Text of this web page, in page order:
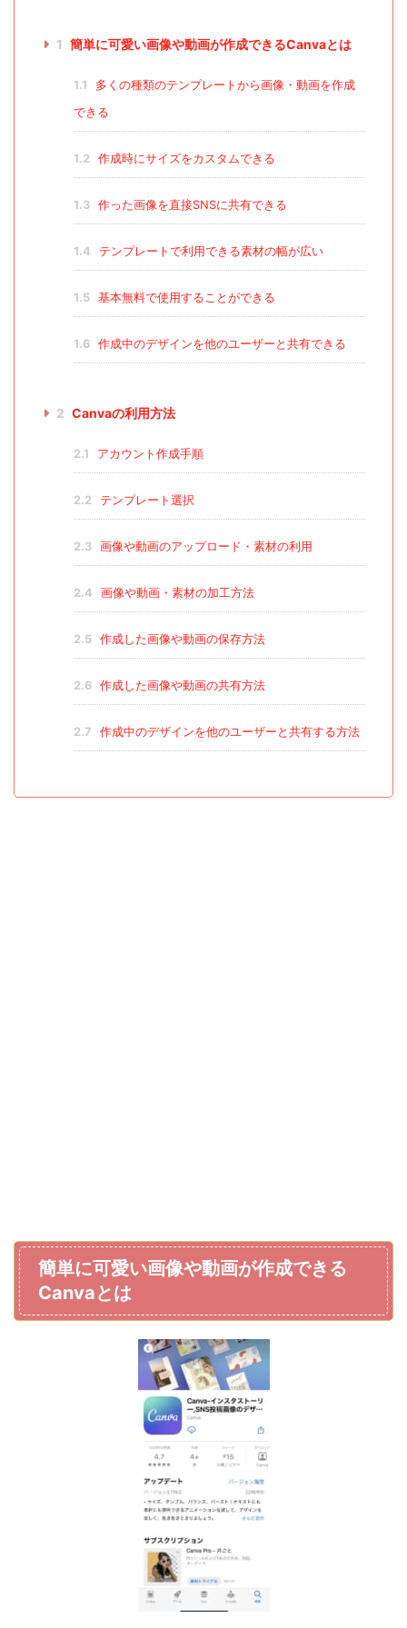
1 簡単に可愛い画像や動画が作成できるCanvaとは
1.1
多くの種類のテンプレートから画像・動画を作成
できる
1.2 作成時にサイズをカスタムできる
1.3 作った画像を直接SNSに共有できる
1.4 テンプレートで利用できる素材の幅が広い
1.5 基本無料で使用することができる
1.6 作成中のデザインを他のユーザーと共有できる
2 Canvaの利用方法
2.1 アカウント作成手順
2.2 テンプレート選択
2.3 画像や動画のアップロード・素材の利用
2.4 画像や動画・素材の加工方法
2.5 作成した画像や動画の保存方法
2.6 作成した画像や動画の共有方法
2.7 作成中のデザインを他のユーザーと共有する方法
簡単に可愛い画像や動画が作成できる
Canvaとは